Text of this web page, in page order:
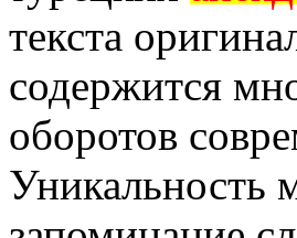
текста
содержится
оборотов
Уникальность